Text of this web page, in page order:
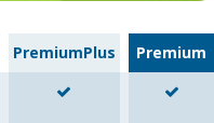
PremiumPlus
Premium